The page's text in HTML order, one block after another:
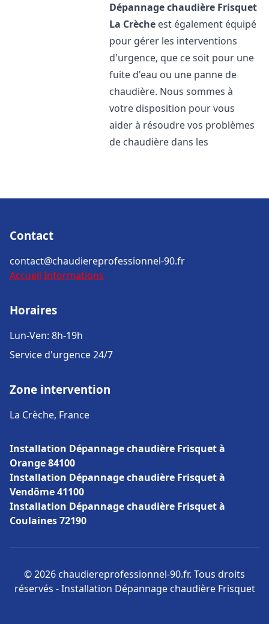
Dépannage chaudière Frisquet
La Crèche est également équipé
pour gérer les interventions
d'urgence, que ce soit pour une
fuite d'eau ou une panne de
chaudière. Nous sommes à
votre disposition pour vous
aider à résoudre vos problèmes
de chaudière dans les
Contact
contact@chaudiereprofessionnel-90.fr
Accueil Informations
Horaires
Lun-Ven: 8h-19h
Service d'urgence 24/7
Zone intervention
La Crèche, France
Installation Dépannage chaudière Frisquet à
Orange 84100
Installation Dépannage chaudière Frisquet à
Vendôme 41100
Installation Dépannage chaudière Frisquet à
Coulaines 72190
© 2026 chaudiereprofessionnel-90.fr. Tous droits
réservés - Installation Dépannage chaudière Frisquet